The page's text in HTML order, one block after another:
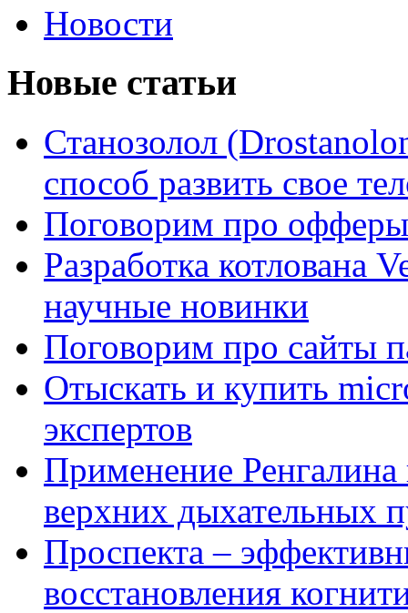
Новости
Новые статьи
Станозолол
способ развить свое
Поговорим про
Разработка котлована
научные новинки
Поговорим про сайты
Отыскать и купить
экспертов
Применение Ренгалина
верхних дыхательных
Проспекта –
восстановления